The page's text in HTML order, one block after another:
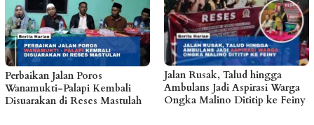
Perbaikan Jalan Poros
Wanamukti-Palapi Kembali
Disuarakan di Reses Mastulah
Jalan Rusak, Talud hingga
Ambulans Jadi Aspirasi Warga
Ongka Malino Dititip ke Feiny